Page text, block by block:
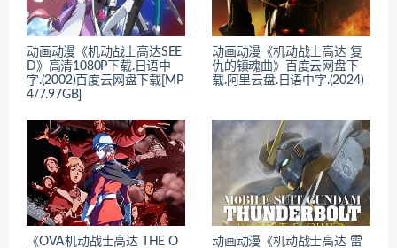
动画动漫《机动战士高达SEE
D》高清1080P下载.日语中
字.(2002)百度云网盘下载[MP
4/7.97GB]
动画动漫《机动战士高达 复
仇的镇魂曲》百度云网盘下
载.阿里云盘.日语中字.(2024)
《OVA机动战士高达 THE O
动画动漫《机动战士高达 雷